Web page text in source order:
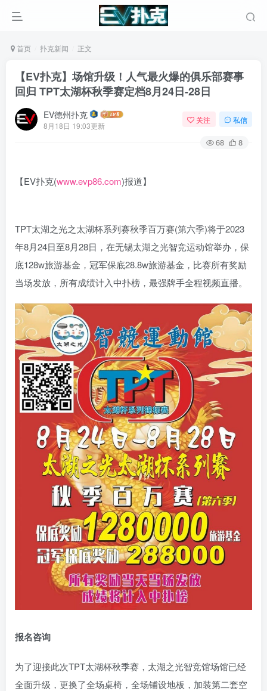
首页 扑克新闻 正文
【EV扑克】场馆升级！人气最火爆的俱乐部赛事
回归 TPT太湖杯秋季赛定档8月24日-28日
EV德州扑克
8月18日 19:03更新
关注 私信
68 8
【EV扑克(www.evp86.com)报道】
TPT太湖之光之太湖杯系列赛秋季百万赛(第六季)将于2023
年8月24日至8月28日，在无锡太湖之光智竞运动馆举办，保
底128w旅游基金，冠军保底28.8w旅游基金，比赛所有奖励
当场发放，所有成绩计入中扑榜，最强牌手全程视频直播。
报名咨询
为了迎接此次TPT太湖杯秋季赛，太湖之光智竞馆场馆已经
全面升级，更换了全场桌椅，全场铺设地板，加装第二套空